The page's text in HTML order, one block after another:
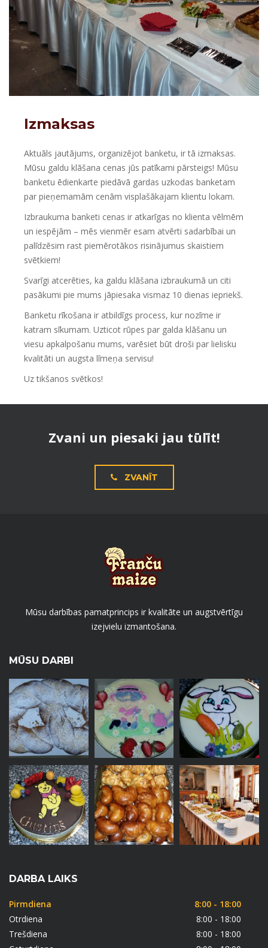
Izmaksas
Aktuāls jautājums, organizējot banketu, ir tā izmaksas.
Mūsu galdu klāšana cenas jūs patīkami pārsteigs! Mūsu
banketu ēdienkarte piedāvā gardas uzkodas banketam
par pieņemamām cenām visplašākajam klientu lokam.
Izbraukuma banketi cenas ir atkarīgas no klienta vēlmēm
un iespējām – mēs vienmēr esam atvērti sadarbībai un
palīdzēsim rast piemērotākos risinājumus skaistiem
svētkiem!
Svarīgi atcerēties, ka galdu klāšana izbraukumā un citi
pasākumi pie mums jāpiesaka vismaz 10 dienas iepriekš.
Banketu rīkošana ir atbildīgs process, kur nozīme ir
katram sīkumam. Uzticot rūpes par galda klāšanu un
viesu apkalpošanu mums, varēsiet būt droši par lielisku
kvalitāti un augsta līmeņa servisu!
Uz tikšanos svētkos!
Zvani un piesaki jau tūlīt!
ZVANĪT
Mūsu darbības pamatprincips ir kvalitāte un augstvērtīgu
izejvielu izmantošana.
MŪSU DARBI
DARBA LAIKS
Pirmdiena
8:00 - 18:00
Otrdiena
8:00 - 18:00
Trešdiena
8:00 - 18:00